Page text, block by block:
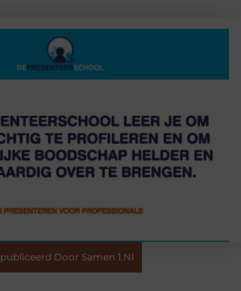
Door Samen 1.nl